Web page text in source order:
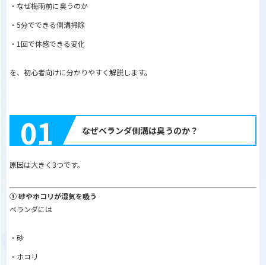
・なぜ梅雨前に臭うのか
・5分でできる側溝掃除
・1回で体感できる変化
を、初心者向けに分かりやすく解説します。
01 なぜベランダ側溝は臭うのか？
原因は大きく3つです。
① 砂やホコリが湿気を吸う
ベランダには
・砂
・ホコリ